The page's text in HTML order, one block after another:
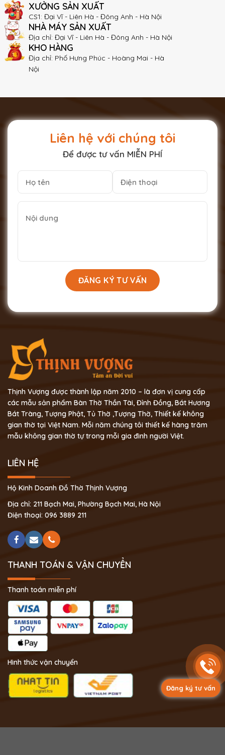
Đăng ký tư vấn
XƯỞNG SẢN XUẤT
CS1: Đại Vĩ - Liên Hà - Đông Anh - Hà Nội
NHÀ MÁY SẢN XUẤT
Địa chỉ: Đại Vĩ - Liên Hà - Đông Anh - Hà Nội
KHO HÀNG
Địa chỉ: Phố Hưng Phúc - Hoàng Mai - Hà
Nội
Liên hệ với chúng tôi
Để được tư vấn MIỄN PHÍ
Thịnh Vượng được thành lập năm 2010 – là đơn vị cung cấp
các mẫu sản phẩm Bàn Thờ Thần Tài, Đỉnh Đồng, Bát Hương
Bát Tràng, Tượng Phật, Tủ Thờ ,Tượng Thờ, Thiết kế không
gian thờ tại Việt Nam. Mỗi năm chúng tôi thiết kế hàng trăm
mẫu không gian thờ tự trong mỗi gia đình người Việt.
LIÊN HỆ
Hộ Kinh Doanh Đồ Thờ Thịnh Vượng
Địa chỉ: 211 Bạch Mai, Phường Bạch Mai, Hà Nội
Điện thoại: 096 3889 211
THANH TOÁN & VẬN CHUYỂN
Thanh toán miễn phí
Hình thức vận chuyển